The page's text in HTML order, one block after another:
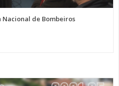
Nacional de Bombeiros